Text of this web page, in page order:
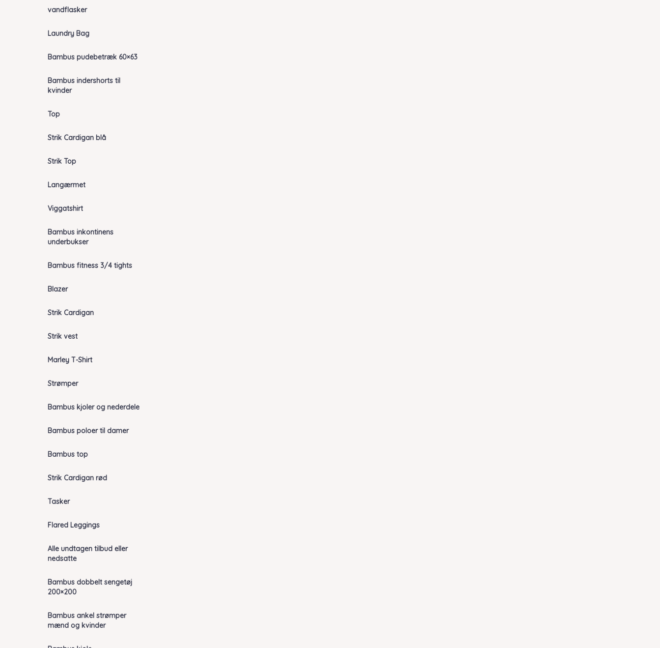
vandflasker
Laundry Bag
Bambus pudebetræk 60×63
Bambus indershorts til
kvinder
Top
Strik Cardigan blå
Strik Top
Langærmet
Viggatshirt
Bambus inkontinens
underbukser
Bambus fitness 3/4 tights
Blazer
Strik Cardigan
Strik vest
Marley T-Shirt
Strømper
Bambus kjoler og nederdele
Bambus poloer til damer
Bambus top
Strik Cardigan rød
Tasker
Flared Leggings
Alle undtagen tilbud eller
nedsatte
Bambus dobbelt sengetøj
200×200
Bambus ankel strømper
mænd og kvinder